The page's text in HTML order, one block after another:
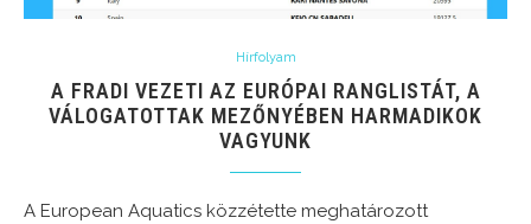
Hírfolyam
A FRADI VEZETI AZ EURÓPAI RANGLISTÁT, A
VÁLOGATOTTAK MEZŐNYÉBEN HARMADIKOK
VAGYUNK
A European Aquatics közzétette meghatározott